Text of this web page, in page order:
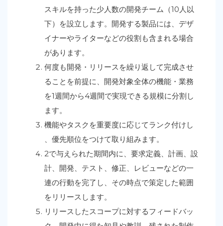
スキルを持った少人数の開発チーム（10人以
下）を設立します。 開発する製品には、デザ
イナーやライターなどの役割も含まれる場合
があります。
何度も開発・リリースを繰り返して完成させ
ることを前提に、開発対象全体の機能・業務
を1週間から4週間で実現できる規模に分割し
ます。
機能やタスクを重要度に応じてランク付けし
、優先順位をつけて取り組みます。
2で与えられた期間内に、要求定義、計画、設
計、開発、テスト、修正、レビューなどの一
連の行動を完了し、その時点で策定した範囲
をリリースします。
リリースしたスコープに対するフィードバッ